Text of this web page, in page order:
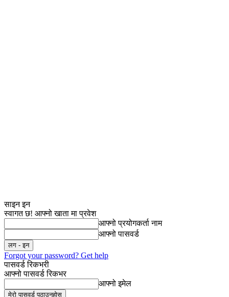
साइन इन
स्वागत छ! आफ्नो खाता मा प्रवेश
आफ्नो प्रयोगकर्ता नाम
आफ्नो पासवर्ड
Forgot your password? Get help
पासवर्ड रिकभरी
आफ्नो पासवर्ड रिकभर
आफ्नो इमेल